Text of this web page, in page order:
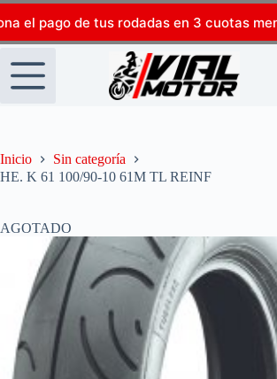
el pago de tus rodadas en 3 cuotas
Inicio
Sin categoría
HE. K 61 100/90-10 61M TL REINF
AGOTADO